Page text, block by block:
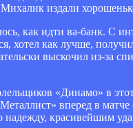
издали
как идти ва-банк. С
хотел как лучше,
выскочил из-за
«Динамо» в
вперед в
надежду, красивейшим